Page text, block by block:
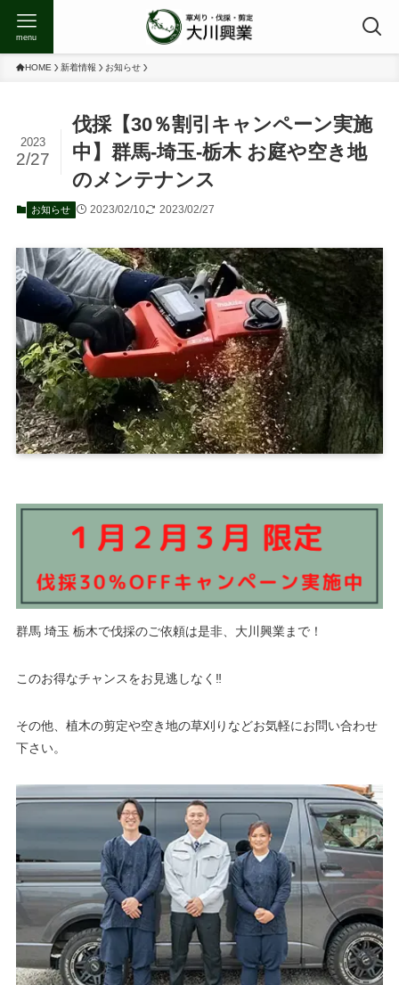
menu
HOME 新着情報 お知らせ
伐採【30％割引キャンペーン実施
中】群馬-埼玉-栃木 お庭や空き地
のメンテナンス
2023
2/27
お知らせ 2023/02/10 2023/02/27
群馬 埼玉 栃木で伐採のご依頼は是非、大川興業まで！
このお得なチャンスをお見逃しなく‼️
その他、植木の剪定や空き地の草刈りなどお気軽にお問い合わせ
下さい。